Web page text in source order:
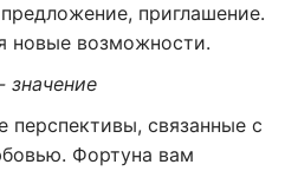
приглашение.
новые возможности.
значение
связанные с
Фортуна вам